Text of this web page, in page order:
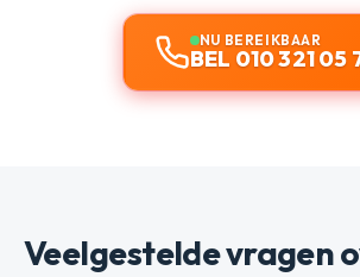
NU BEREIKBAAR
BEL 010 321 05
Veelgestelde vragen